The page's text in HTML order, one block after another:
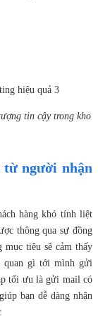
tin cậy trong kho
từ người nhận
hàng khó tính liệt
thông qua sự đồng
mục tiêu sẽ cảm thấy
quan gì tới mình gửi
tối ưu là gửi mail có
bạn dễ dàng nhận